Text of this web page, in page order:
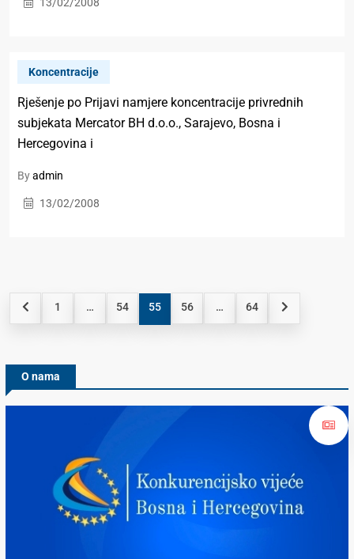
Koncentracije
Rješenje pо Priјаvi nаmјеrе kоncеntrаciје privrеdnih
subјеkаtа Mercator BH d.o.o., Sаrајеvо, Bоsnа i
Hеrcеgоvinа i
Byadmin
13/02/2008
1 … 54 55 56 … 64
O nama